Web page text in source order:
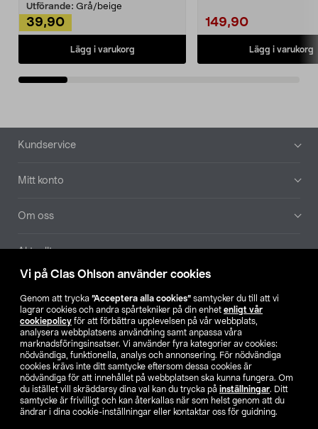
Vi på Clas Ohlson använder cookies
Genom att trycka ”Acceptera alla cookies” samtycker du till att vi
lagrar cookies och andra spårtekniker på din enhet enligt vår
cookiepolicy för att förbättra upplevelsen på vår webbplats,
analysera webbplatsens användning samt anpassa våra
marknadsföringsinsatser. Vi använder fyra kategorier av cookies:
nödvändiga, funktionella, analys och annonsering. För nödvändiga
cookies krävs inte ditt samtycke eftersom dessa cookies är
nödvändiga för att innehållet på webbplatsen ska kunna fungera. Om
du istället vill skräddarsy dina val kan du trycka på inställningar. Ditt
samtycke är frivilligt och kan återkallas när som helst genom att du
ändrar i dina cookie-inställningar eller kontaktar oss för guidning.
Utförande: Grå/beige
39,90
Lägg i varukorg
149,90
Lägg i varukorg
Sidfot
Kundservice
Mitt konto
Om oss
Aktuellt
Hitta butik
SE NO FI